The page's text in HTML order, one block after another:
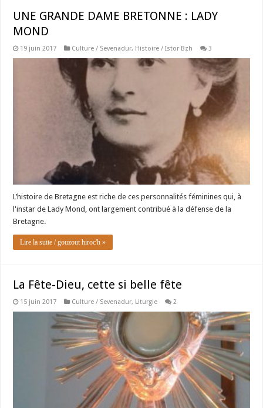
UNE GRANDE DAME BRETONNE : LADY
MOND
19 juin 2017 Culture / Sevenadur, Histoire / Istor Bzh 3
L’histoire de Bretagne est riche de ces personnalités féminines qui, à
l'instar de Lady Mond, ont largement contribué à la défense de la
Bretagne.
Lire la suite / gouzout hiroc'h »
La Fête-Dieu, cette si belle fête
15 juin 2017 Culture / Sevenadur, Liturgie 2